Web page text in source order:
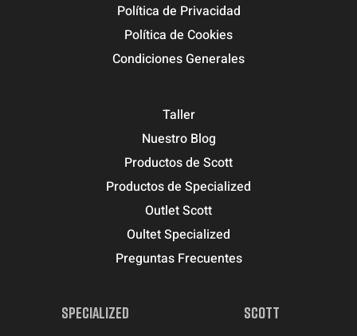
Política de Privacidad
Política de Cookies
Condiciones Generales
Taller
Nuestro Blog
Productos de Scott
Productos de Specialized
Outlet Scott
Oultet Specialized
Preguntas Frecuentes
SPECIALIZED SCOTT